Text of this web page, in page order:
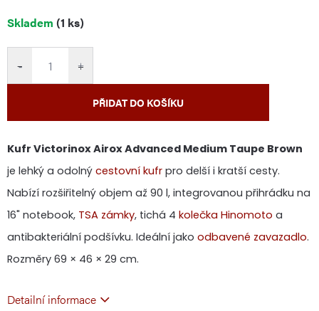
Měrná
Skladem (1 ks)
+
−
PŘIDAT DO KOŠÍKU
Kufr Victorinox Airox Advanced Medium Taupe Brown
je lehký a odolný cestovní kufr pro delší i kratší cesty.
Nabízí rozšiřitelný objem až 90 l, integrovanou přihrádku na
16" notebook, TSA zámky, tichá 4 kolečka Hinomoto a
antibakteriální podšívku. Ideální jako odbavené zavazadlo.
Rozměry 69 × 46 × 29 cm.
Detailní informace